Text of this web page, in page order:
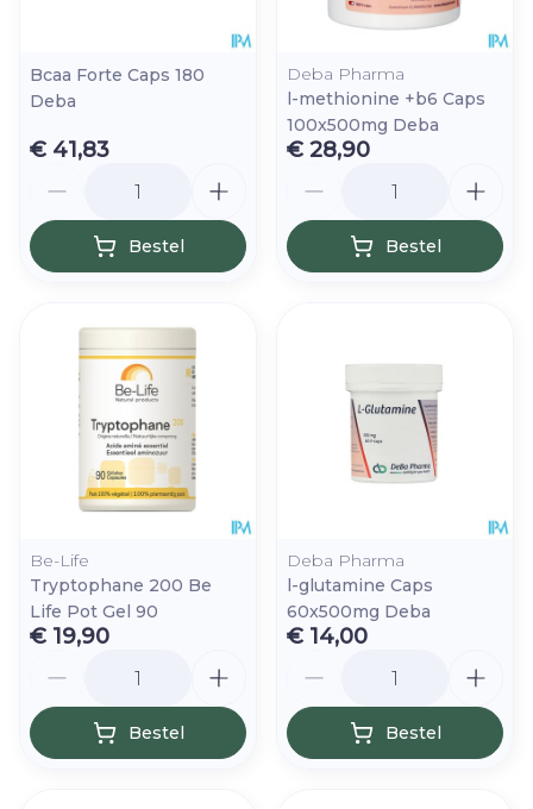
Bcaa Forte Caps 180
Deba
€ 41,83
Bestel
Deba Pharma
l-methionine +b6 Caps
100x500mg Deba
€ 28,90
Bestel
Be-Life
Tryptophane 200 Be
Life Pot Gel 90
€ 19,90
Bestel
Deba Pharma
l-glutamine Caps
60x500mg Deba
€ 14,00
Bestel